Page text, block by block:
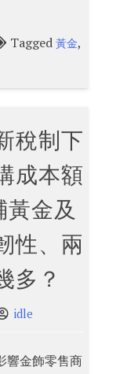
Tagged黃金,
稅制下
成本額
金及
性、兩
多？
idle
響金飾零售商